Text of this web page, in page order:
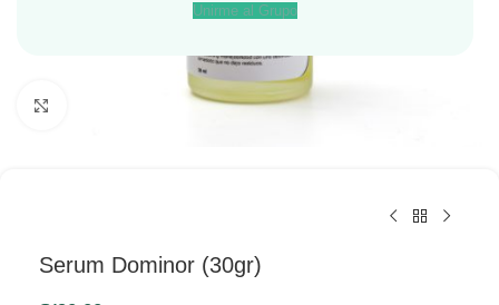
Unirme al Grupo
Haga Click para agrandar
Serum Dominor (30gr)